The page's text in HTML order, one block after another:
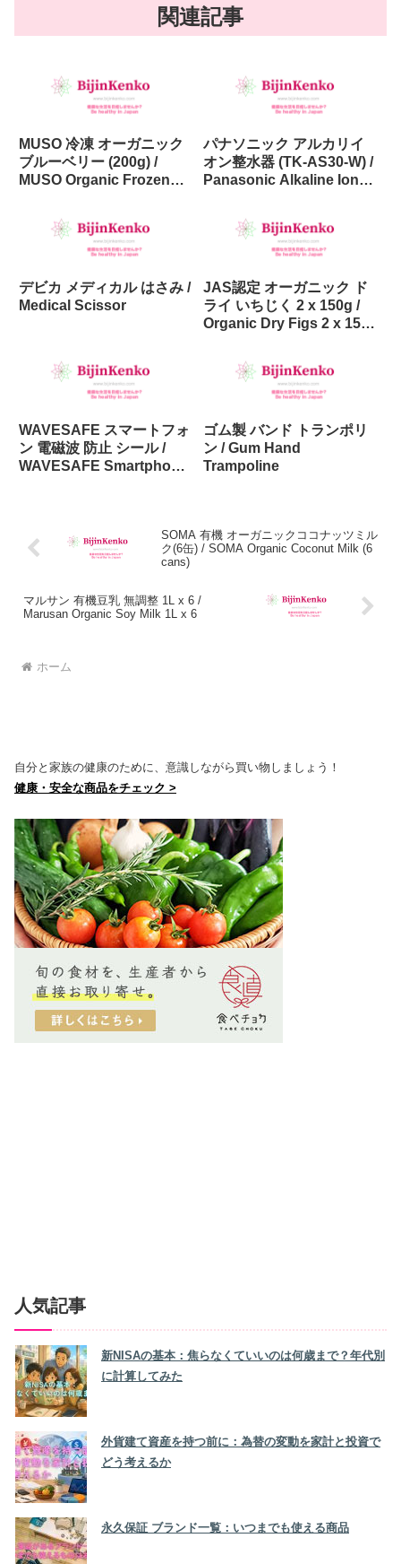
関連記事
MUSO 冷凍 オーガニック
ブルーベリー (200g) /
MUSO Organic Frozen
パナソニック アルカリイ
オン整水器 (TK-AS30-W) /
Panasonic Alkaline Ion
W) in Japan
デビカ メディカル はさみ /
Medical Scissor
JAS認定 オーガニック ド
ライ いちじく 2 x 150g /
Organic Dry Figs 2 x 150g
WAVESAFE スマートフォ
ン 電磁波 防止 シール /
WAVESAFE Smartphone
ゴム製 バンド トランポリ
ン / Gum Hand
Trampoline
SOMA 有機 オーガニックココナッツミル
ク(6缶) / SOMA Organic Coconut Milk (6
cans)
マルサン 有機豆乳 無調整 1L x 6 /
Marusan Organic Soy Milk 1L x 6
ホーム
自分と家族の健康のために、意識しながら買い物しましょう！
健康・安全な商品をチェック >
人気記事
新NISAの基本：焦らなくていいのは何歳まで？年代別
に計算してみた
外貨建て資産を持つ前に：為替の変動を家計と投資で
どう考えるか
永久保証 ブランド一覧：いつまでも使える商品